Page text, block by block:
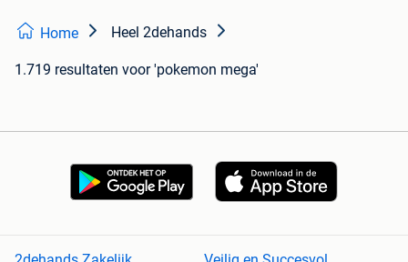
Home Heel 2dehands
1.719 resultaten voor 'pokemon mega'